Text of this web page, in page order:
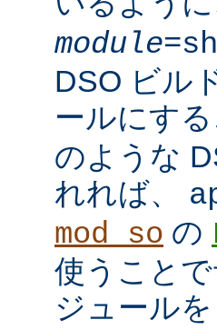
module
DSO ビル
ールにす
のような
れれば、
mod_so の
使うこと
ジュール